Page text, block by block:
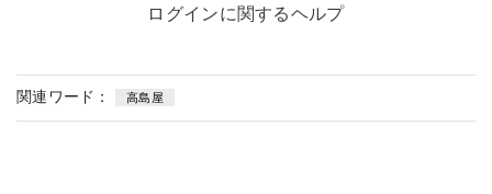
ログインに関するヘルプ
関連ワード： 高島屋